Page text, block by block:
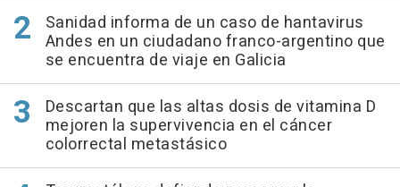
Sanidad informa de un caso de hantavirus
Andes en un ciudadano franco-argentino que
se encuentra de viaje en Galicia
Descartan que las altas dosis de vitamina D
mejoren la supervivencia en el cáncer
colorrectal metastásico